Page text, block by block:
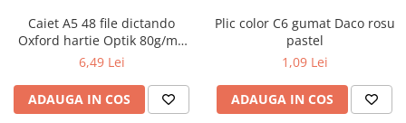
Compasuri
Truse geometrie
Socotitori și bețisoare pentru
numărat
Ghiozdane și rucsacuri
Caiet A5 48 file dictando
Oxford hartie Optik 80g/mp
diverse culori
6,49 Lei
ADAUGA IN COS
Plic color C6 gumat Daco rosu
pastel
1,09 Lei
ADAUGA IN COS